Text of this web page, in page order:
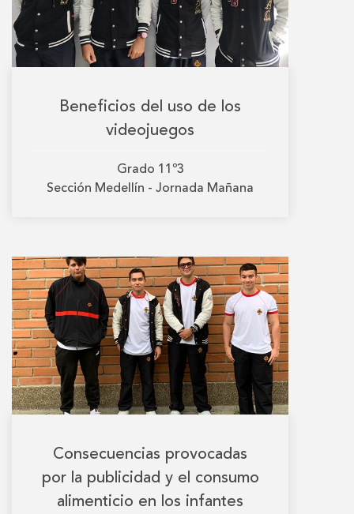
Beneficios del uso de los
videojuegos
Grado 11º3
Sección Medellín - Jornada Mañana
Consecuencias provocadas
por la publicidad y el consumo
alimenticio en los infantes